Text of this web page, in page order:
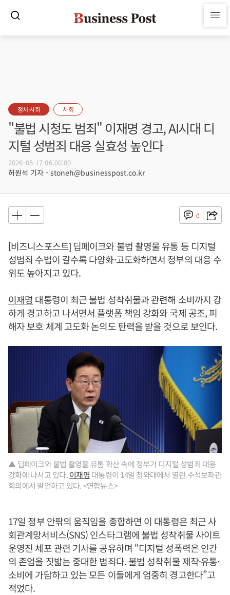
정치·사회 사회
"불법 시청도 범죄" 이재명 경고, AI시대 디
지털 성범죄 대응 실효성 높인다
2026-05-17 06:00:00
허원석 기자 - stoneh@businesspost.co.kr
0
[비즈니스포스트] 딥페이크와 불법 촬영물 유통 등 디지털
성범죄 수법이 갈수록 다양화·고도화하면서 정부의 대응 수
위도 높아지고 있다.
이재명 대통령이 최근 불법 성착취물과 관련해 소비까지 강
하게 경고하고 나서면서 플랫폼 책임 강화와 국제 공조, 피
해자 보호 체계 고도화 논의도 탄력을 받을 것으로 보인다.
▲ 딥페이크와 불법 촬영물 유통 확산 속에 정부가 디지털 성범죄 대응
강화에 나서고 있다.이재명 대통령이 14일 청와대에서 열린 수석보좌관
회의에서 발언하고 있다. <연합뉴스>
17일 정부 안팎의 움직임을 종합하면 이 대통령은 최근 사
회관계망서비스(SNS) 인스타그램에 불법 성착취물 사이트
운영진 체포 관련 기사를 공유하며 “디지털 성폭력은 인간
의 존엄을 짓밟는 중대한 범죄다. 불법 성착취물 제작·유통·
소비에 가담하고 있는 모든 이들에게 엄중히 경고한다”고
적었다.